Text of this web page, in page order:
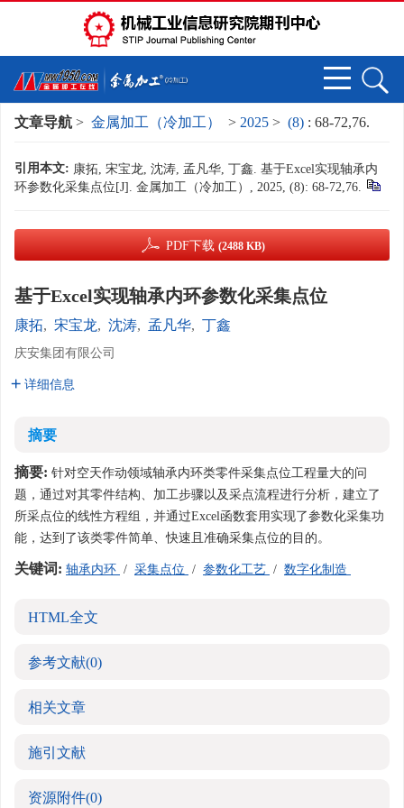
文章导航 > 金属加工（冷加工） > 2025 > (8) : 68-72,76.
引用本文: 康拓, 宋宝龙, 沈涛, 孟凡华, 丁鑫. 基于Excel实现轴承内
环参数化采集点位[J]. 金属加工（冷加工）, 2025, (8): 68-72,76.
PDF下载 (2488 KB)
基于Excel实现轴承内环参数化采集点位
康拓, 宋宝龙, 沈涛, 孟凡华, 丁鑫
庆安集团有限公司
详细信息
摘要
摘要: 针对空天作动领域轴承内环类零件采集点位工程量大的问
题，通过对其零件结构、加工步骤以及采点流程进行分析，建立了
所采点位的线性方程组，并通过Excel函数套用实现了参数化采集功
能，达到了该类零件简单、快速且准确采集点位的目的。
关键词: 轴承内环 / 采集点位 / 参数化工艺 / 数字化制造
HTML全文
参考文献(0)
相关文章
施引文献
资源附件(0)